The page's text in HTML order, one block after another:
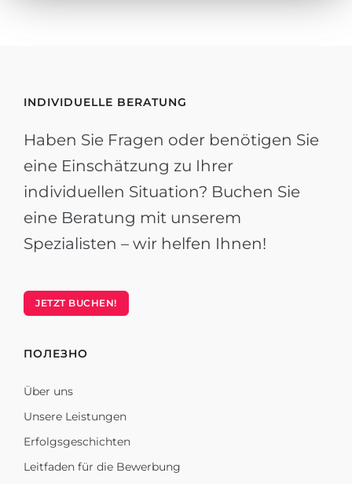
INDIVIDUELLE BERATUNG
Haben Sie Fragen oder benötigen Sie
eine Einschätzung zu Ihrer
individuellen Situation? Buchen Sie
eine Beratung mit unserem
Spezialisten – wir helfen Ihnen!
JETZT BUCHEN!
ПОЛЕЗНО
Über uns
Unsere Leistungen
Erfolgsgeschichten
Leitfaden für die Bewerbung